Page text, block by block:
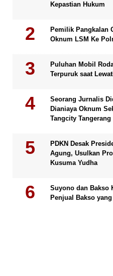
Kepastian Hukum
Pemilik Pangkalan
Oknum LSM Ke
Puluhan Mobil
Terpuruk saat
Seorang Jurnalis
Dianiaya Oknum
Tangcity Tangerang
PDKN Desak
Agung, Usulkan
Kusuma Yudha
Suyono dan Bakso
Penjual Bakso